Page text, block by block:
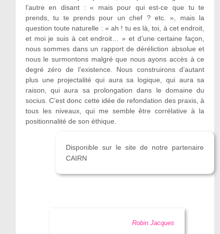
l’autre en disant : « mais pour qui est-ce que tu te
prends, tu te prends pour un chef ? etc. », mais la
question toute naturelle : « ah ! tu es là, toi, à cet endroit,
et moi je suis à cet endroit… » et d’une certaine façon,
nous sommes dans un rapport de déréliction absolue et
nous le surmontons malgré que nous ayons accès à ce
degré zéro de l’existence. Nous construirons d’autant
plus une projectalité qui aura sa logique, qui aura sa
raison, qui aura sa prolongation dans le domaine du
socius. C’est donc cette idée de refondation des praxis, à
tous les niveaux, qui me semble être corrélative à la
positionnalité de son éthique.
Disponible sur le site de notre partenaire
CAIRN
Robin Jacques